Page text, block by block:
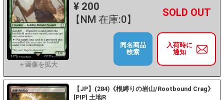
¥ 200
【NM 在庫:0】
－ +
入荷時に
通知
同名商品
検索
【JP】(284)《根縛りの岩山/Rootbound Crag》
[PIP] 土地R